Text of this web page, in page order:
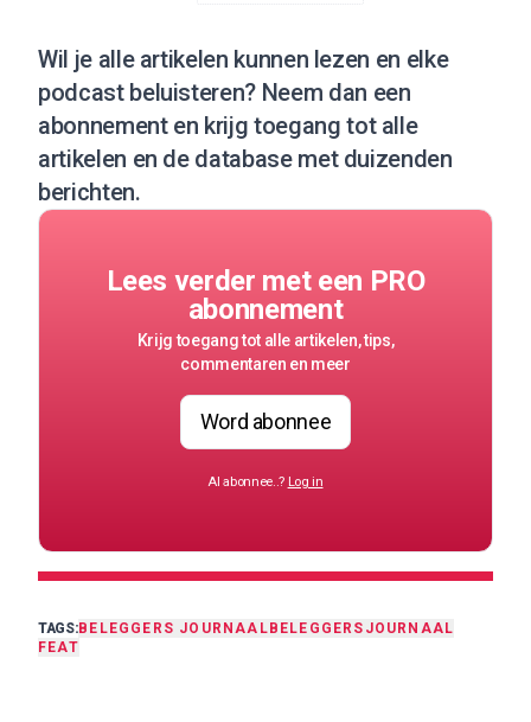
Wil je alle artikelen kunnen lezen en elke
podcast beluisteren? Neem dan een
abonnementen krijg toegang tot alle
artikelen en de database met duizenden
berichten.
Lees verder met een PRO
abonnement
Krijg toegang tot alle artikelen, tips,
commentaren en meer
Word abonnee
Al abonnee..? Log in
TAGS:BELEGGERS JOURNAAL BELEGGERSJOURNAAL
FEAT